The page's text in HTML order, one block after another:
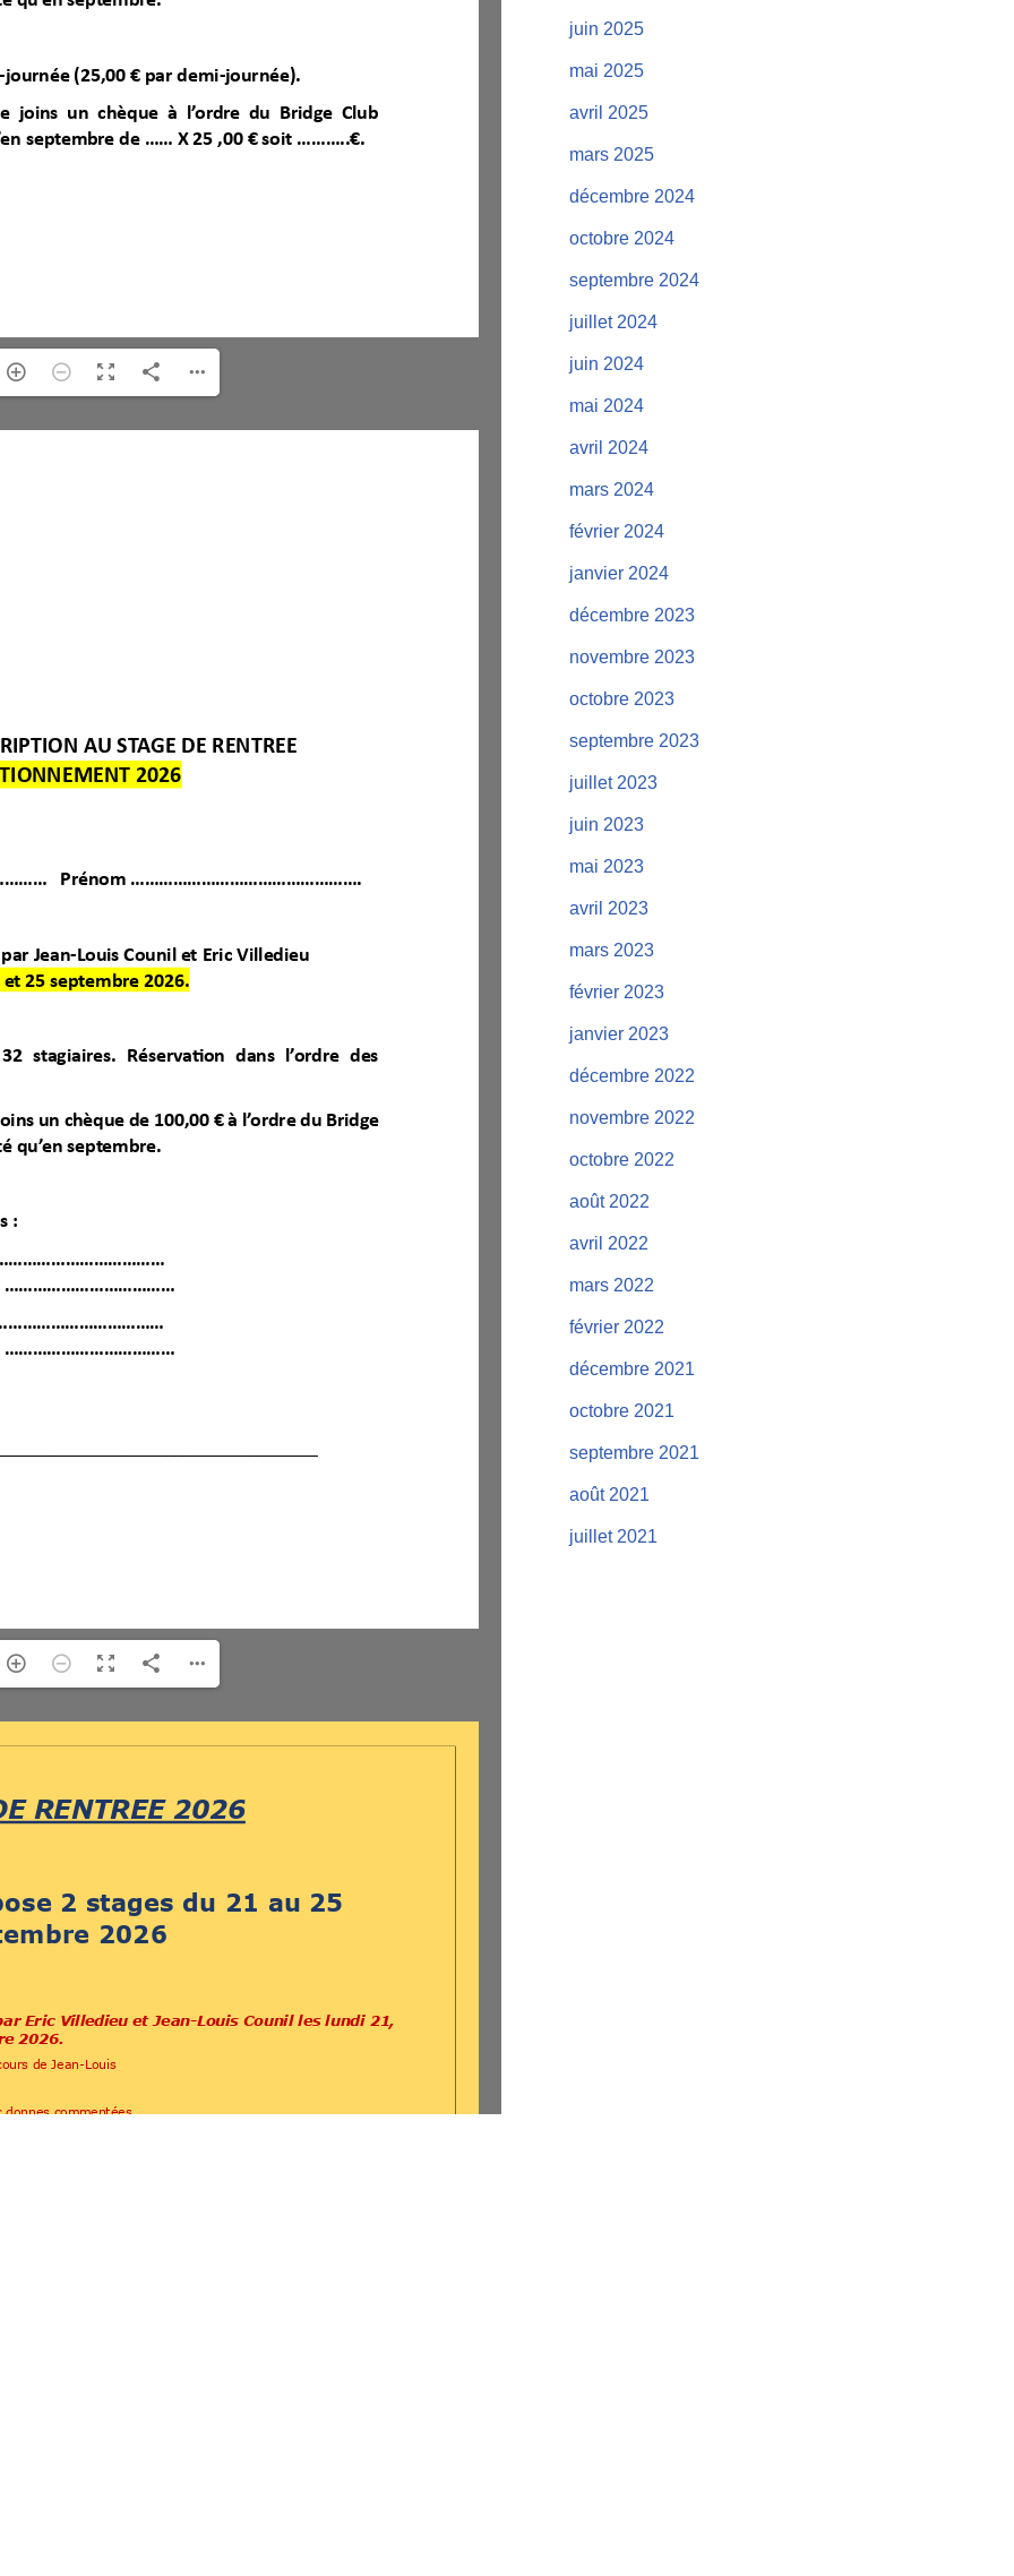
juin 2025
mai 2025
avril 2025
mars 2025
décembre 2024
octobre 2024
septembre 2024
juillet 2024
juin 2024
mai 2024
avril 2024
mars 2024
février 2024
janvier 2024
décembre 2023
novembre 2023
octobre 2023
septembre 2023
juillet 2023
juin 2023
mai 2023
avril 2023
mars 2023
février 2023
janvier 2023
décembre 2022
novembre 2022
octobre 2022
août 2022
avril 2022
mars 2022
février 2022
décembre 2021
octobre 2021
septembre 2021
août 2021
juillet 2021